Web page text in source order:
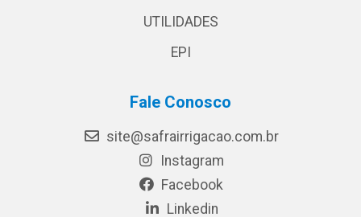
UTILIDADES
EPI
Fale Conosco
site@safrairrigacao.com.br
Instagram
Facebook
Linkedin